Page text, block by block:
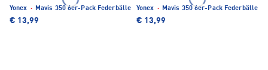
Yonex · Mavis 350 6er-Pack Federbälle
€ 13,99
Yonex · Mavis 350 6er-Pack Federbälle
€ 13,99